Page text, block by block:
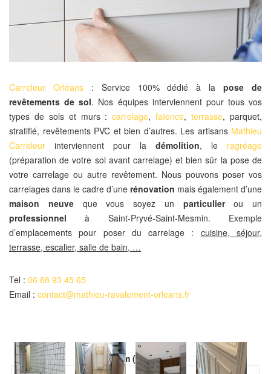
Carreleur Orléans: Service 100% dédié à lapose de
revêtements de sol. Nos équipes interviennent pour tous vos
types de sols et murs :carrelage,faïence,terrasse, parquet,
stratifié, revêtements PVC et bien d’autres. Les artisans Mathieu
Carreleur interviennent pour la démolition, le ragréage
(préparation de votre sol avant carrelage) et bien sûr la pose de
votre carrelage ou autre revêtement. Nous pouvons poser vos
carrelages dans le cadre d’une rénovation mais également d’une
maison neuveque vous soyez un particulierou un
professionnel à Saint-Pryvé-Saint-Mesmin. Exemple
d’emplacements pour poser du carrelage : cuisine, séjour,
terrasse, escalier, salle de bain, …
Tel : 06 88 93 45 65
Email : contact@mathieu-ravalement-orleans.fr
Veuillez laisser ce champ vide.
Votre nom (obligatoire)